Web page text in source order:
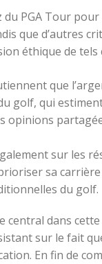
du PGA Tour
que d’autres
éthique de
que
golf, qui
opinions
sur les
sa
du golf.
central dans
sur le fait
En fin de